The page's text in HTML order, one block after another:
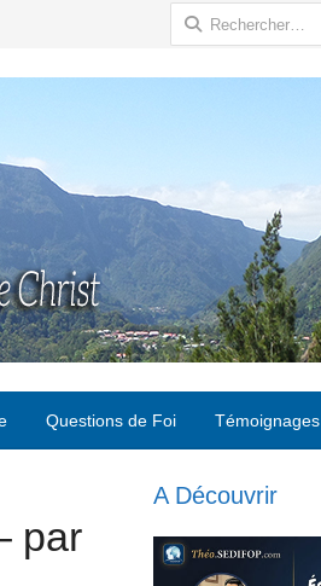
Rechercher :
Questions de Foi Témoignages
par
A Découvrir